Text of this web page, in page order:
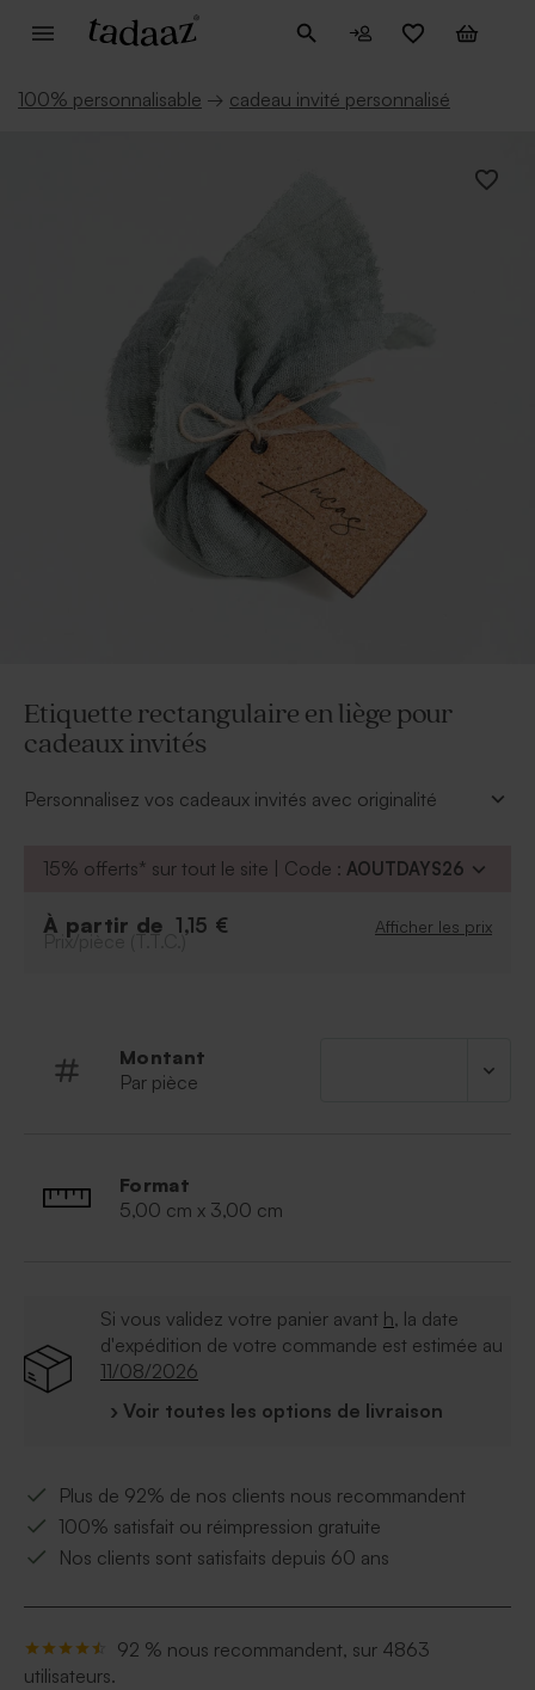
100% personnalisable → cadeau invité personnalisé
Etiquette rectangulaire en liège pour
cadeaux invités
Personnalisez vos cadeaux invités avec originalité
Police
Matière :liège
15% offerts* sur tout le site | Code : AOUTDAYS26
À partir de 1,15 € Afficher les prix
Prix/pièce (T.T.C.)
Montant
Par pièce
Format
5,00 cm x 3,00 cm
Si vous validez votre panier avant h, la date
d'expédition de votre commande est estimée au
11/08/2026
› Voir toutes les options de livraison
Plus de 92% de nos clients nous recommandent
100% satisfait ou réimpression gratuite
Nos clients sont satisfaits depuis 60 ans
92 % nous recommandent, sur 4863
utilisateurs.